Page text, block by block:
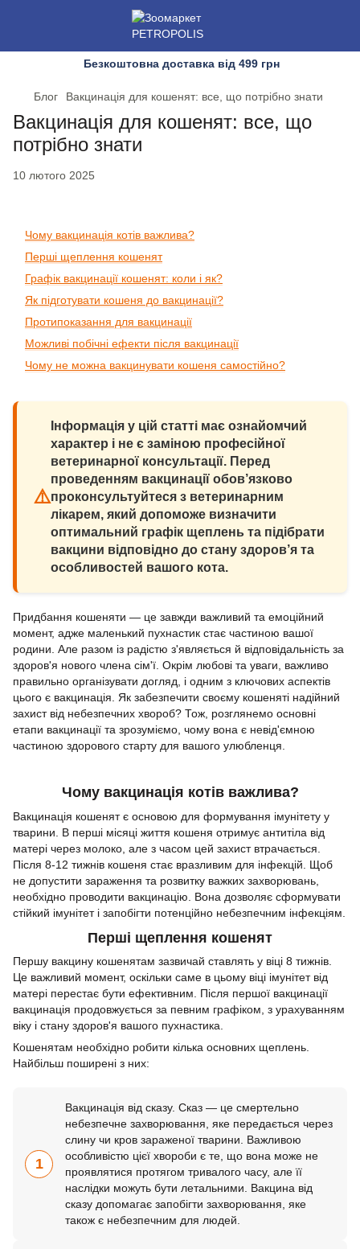
Безкоштовна доставка від 499 грн
Блог Вакцинація для кошенят: все, що потрібно знати
Вакцинація для кошенят: все, що
потрібно знати
10 лютого 2025
Чому вакцинація котів важлива?
Перші щеплення кошенят
Графік вакцинації кошенят: коли і як?
Як підготувати кошеня до вакцинації?
Протипоказання для вакцинації
Можливі побічні ефекти після вакцинації
Чому не можна вакцинувати кошеня самостійно?
⚠️
Інформація у цій статті має ознайомчий
характер і не є заміною професійної
ветеринарної консультації. Перед
проведенням вакцинації обов’язково
проконсультуйтеся з ветеринарним
лікарем, який допоможе визначити
оптимальний графік щеплень та підібрати
вакцини відповідно до стану здоров’я та
особливостей вашого кота.
Придбання кошеняти — це завжди важливий та емоційний
момент, адже маленький пухнастик стає частиною вашої
родини. Але разом із радістю з'являється й відповідальність за
здоров'я нового члена сім'ї. Окрім любові та уваги, важливо
правильно організувати догляд, і одним з ключових аспектів
цього є вакцинація. Як забезпечити своєму кошеняті надійний
захист від небезпечних хвороб? Тож, розглянемо основні
етапи вакцинації та зрозуміємо, чому вона є невід'ємною
частиною здорового старту для вашого улюбленця.
Чому вакцинація котів важлива?
Вакцинація кошенят є основою для формування імунітету у
тварини. В перші місяці життя кошеня отримує антитіла від
матері через молоко, але з часом цей захист втрачається.
Після 8-12 тижнів кошеня стає вразливим для інфекцій. Щоб
не допустити зараження та розвитку важких захворювань,
необхідно проводити вакцинацію. Вона дозволяє сформувати
стійкий імунітет і запобігти потенційно небезпечним інфекціям.
Перші щеплення кошенят
Першу вакцину кошенятам зазвичай ставлять у віці 8 тижнів.
Це важливий момент, оскільки саме в цьому віці імунітет від
матері перестає бути ефективним. Після першої вакцинації
вакцинація продовжується за певним графіком, з урахуванням
віку і стану здоров'я вашого пухнастика.
Кошенятам необхідно робити кілька основних щеплень.
Найбільш поширені з них:
1
Вакцинація від сказу. Сказ — це смертельно
небезпечне захворювання, яке передається через
слину чи кров зараженої тварини. Важливою
особливістю цієї хвороби є те, що вона може не
проявлятися протягом тривалого часу, але її
наслідки можуть бути летальними. Вакцина від
сказу допомагає запобігти захворювання, яке
також є небезпечним для людей.